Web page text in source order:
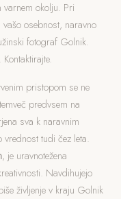
okolju. Pri
osebnost, naravno
fotograf Golnik.
pristopom se ne
predvsem na
sva k naravnim
tudi čez leta.
, je uravnotežena
Navdihujejo
življenje v kraju Golnik